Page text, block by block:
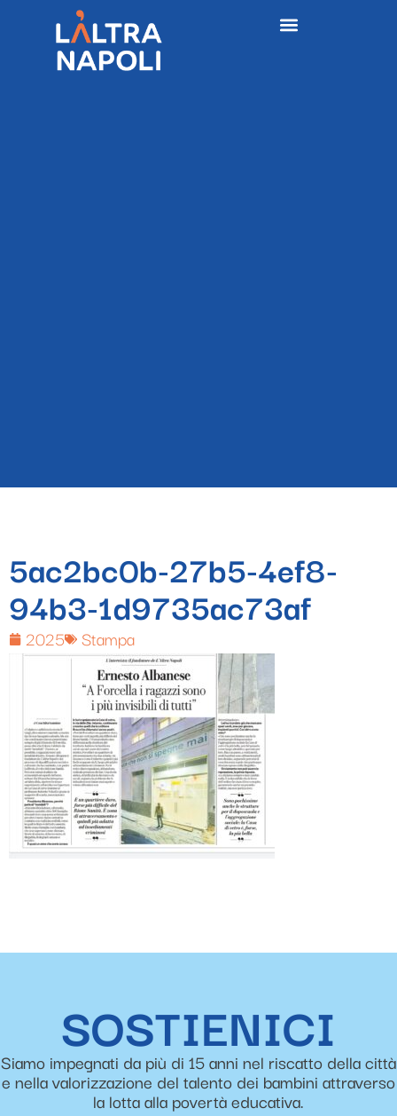
5ac2bc0b-27b5-4ef8-
94b3-1d9735ac73af
2025 Stampa
SOSTIENICI
Siamo impegnati da più di 15 anni nel riscatto della città
e nella valorizzazione del talento dei bambini attraverso
la lotta alla povertà educativa.